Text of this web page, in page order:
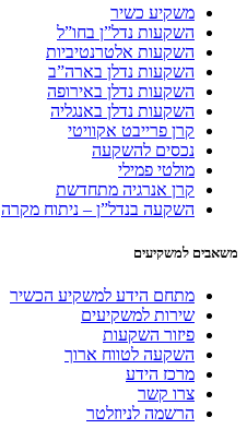
משקיע כשיר
השקעות נדל”ן בחו”ל
השקעות אלטרנטיביות
השקעות נדלן בארה”ב
השקעות נדלן באירופה
השקעות נדלן באנגליה
קרן פרייבט אקוויטי
נכסים להשקעה
מולטי פמילי
קרן אנרגיה מתחדשת
השקעה בנדל”ן – ניתוח מקרה
משאבים למשקיעים
מתחם הידע למשקיע הכשיר
שירות למשקיעים
פיזור השקעות
השקעה לטווח ארוך
מרכז הידע
צרו קשר
הרשמה לניוזלטר